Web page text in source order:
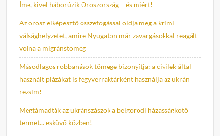
Íme, kivel háborúzik Oroszország – és miért!
Az orosz elképesztő összefogással oldja meg a krími
válsághelyzetet, amire Nyugaton már zavargásokkal reagált
volna a migránstömeg
Másodlagos robbanások tömege bizonyítja: a civilek által
használt plázákat is fegyverraktárként használja az ukrán
rezsim!
Megtámadták az ukránszászok a belgorodi házasságkötő
termet... esküvő közben!